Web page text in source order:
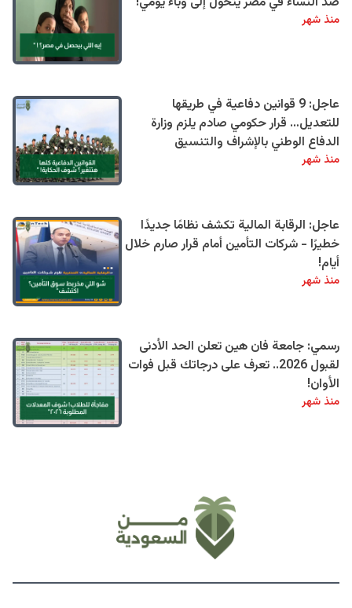
منذ شهر
عاجل: 9 قوانين دفاعية في طريقها
للتعديل… قرار حكومي صادم يلزم وزارة
الدفاع الوطني بالإشراف والتنسيق
منذ شهر
عاجل: الرقابة المالية تكشف نظامًا جديدًا
خطيرًا - شركات التأمين أمام قرار صارم خلال
أيام!
منذ شهر
رسمي: جامعة فان هين تعلن الحد الأدنى
لقبول 2026.. تعرف على درجاتك قبل فوات
الأوان!
منذ شهر